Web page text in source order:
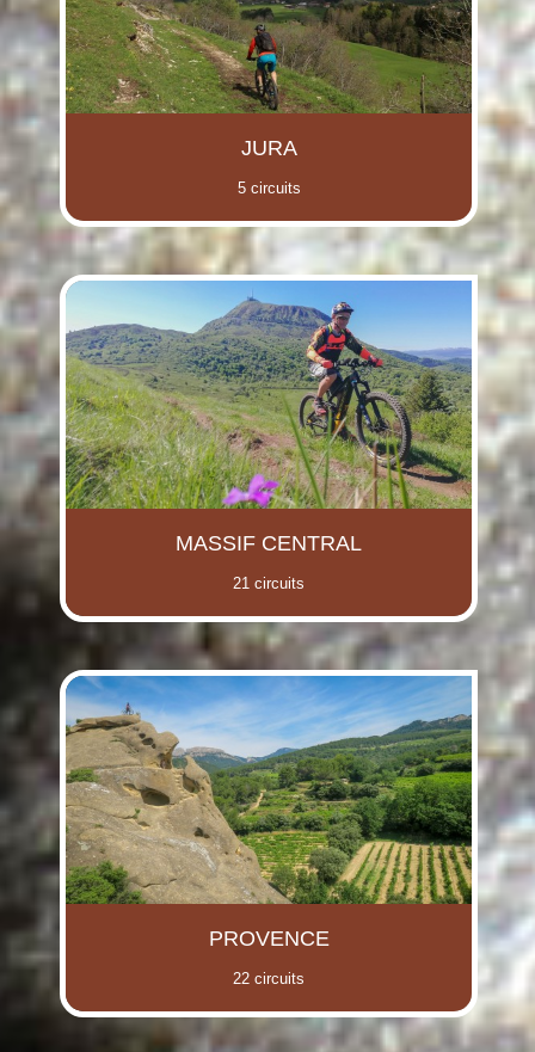
JURA
5 circuits
MASSIF CENTRAL
21 circuits
PROVENCE
22 circuits